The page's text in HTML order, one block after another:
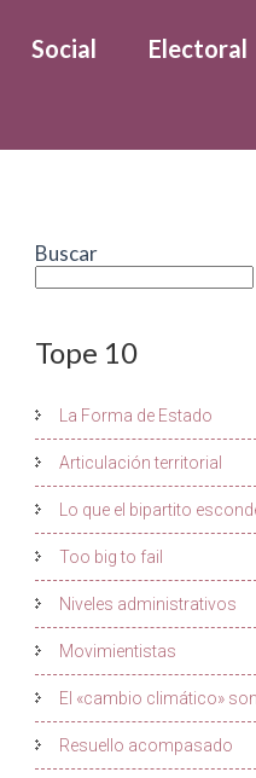
Social Electoral
Buscar
Tope 10
La Forma de Estado
Articulación territorial
Lo que el bipartito
Too big to fail
Niveles administrativos
Movimientistas
El «cambio climático»
Resuello acompasado